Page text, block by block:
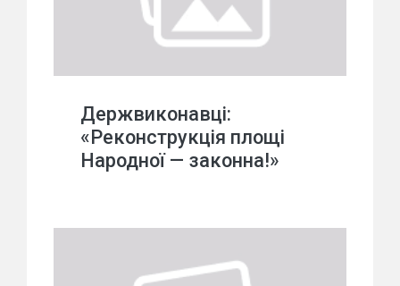
Держвиконавці:
«Реконструкція площі
Народної — законна!»